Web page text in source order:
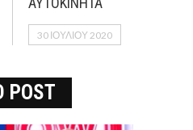
30 ΙΟΥΛΊΟΥ 2020
POST